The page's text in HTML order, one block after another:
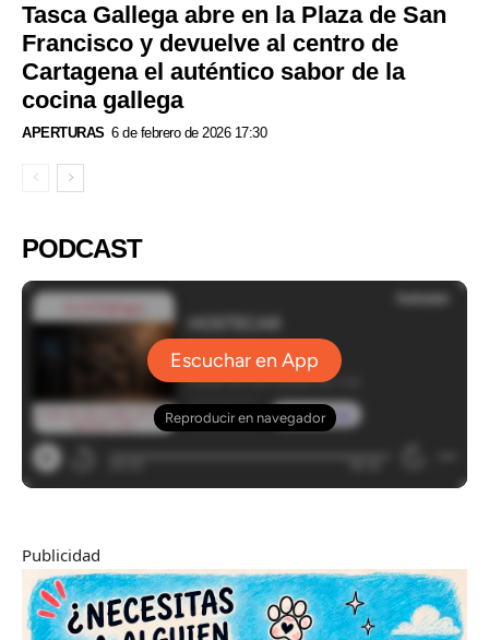
Tasca Gallega abre en la Plaza de San
Francisco y devuelve al centro de
Cartagena el auténtico sabor de la
cocina gallega
APERTURAS 6 de febrero de 2026 17:30
PODCAST
Publicidad